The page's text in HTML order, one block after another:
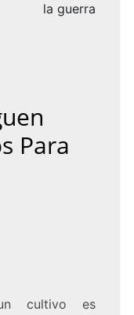
la guerra
Para
cultivo es